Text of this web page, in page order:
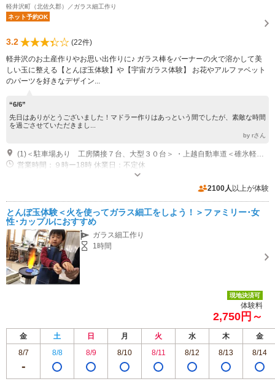
軽井沢町（北佐久郡）／ガラス細工作り
ネット予約OK
3.2
(22件)
軽井沢のお土産作りやお思い出作りに♪ ガラス棒をバーナーの火で溶かして美
しい玉に整える【とんぼ玉体験】や【宇宙ガラス体験】 お花やアルファベット
のパーツを好きなデザイン...
“6/6”
先日はありがとうございました！マドラー作りはあっという間でしたが、素敵な時間
を過ごさせていただきまし...
by rさん
営業時間：９時ー18時 休業日：不定休
2100人 以上が体験
とんぼ玉体験＜火を使ってガラス細工をしよう！＞ファミリー･女
性･カップルにおすすめ
ガラス細工作り
1時間
現地決済可
体験料
2,750円～
金 土 日 月 火 水 木
金
8/7
8/8 8/9 8/10 8/11 8/12 8/13 8/14